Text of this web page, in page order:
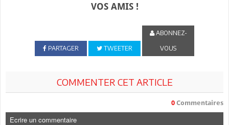
VOS AMIS !
PARTAGER TWEETER
ABONNEZ-
VOUS
COMMENTER CET ARTICLE
0 Commentaires
Ecrire un commentaire